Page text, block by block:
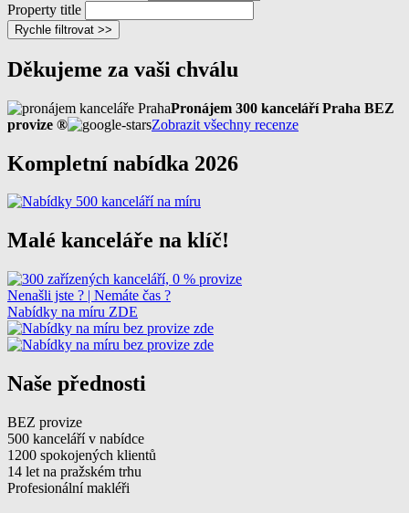
Property title
Rychle filtrovat >>
Děkujeme za vaši chválu
Pronájem 300 kanceláří Praha BEZ
provize ®
Zobrazit všechny recenze
Kompletní nabídka 2026
Malé kanceláře na klíč!
Nenašli jste ? | Nemáte čas ?
Nabídky na míru ZDE
Naše přednosti
BEZ provize
500 kanceláří v nabídce
1200 spokojených klientů
14 let na pražském trhu
Profesionální makléři